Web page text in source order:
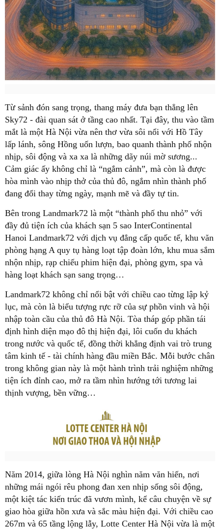
Từ sảnh đón sang trọng, thang máy đưa bạn thẳng lên
Sky72 - đài quan sát ở tầng cao nhất. Tại đây, thu vào tầm
mắt là một Hà Nội vừa nên thơ vừa sôi nổi với Hồ Tây
lấp lánh, sông Hồng uốn lượn, bao quanh thành phố nhộn
nhịp, sôi động và xa xa là những dãy núi mờ sương...
Cảm giác ấy không chỉ là “ngắm cảnh”, mà còn là được
hòa mình vào nhịp thở của thủ đô, ngắm nhìn thành phố
đang đổi thay từng ngày, mạnh mẽ và đầy tự tin.
Bên trong Landmark72 là một “thành phố thu nhỏ” với
đầy đủ tiện ích của khách sạn 5 sao InterContinental
Hanoi Landmark72 với dịch vụ đẳng cấp quốc tế, khu văn
phòng hạng A quy tụ hàng loạt tập đoàn lớn, khu mua sắm
nhộn nhịp, rạp chiếu phim hiện đại, phòng gym, spa và
hàng loạt khách sạn sang trọng…
Landmark72 không chỉ nổi bật với chiều cao từng lập kỷ
lục, mà còn là biểu tượng rực rỡ của sự phồn vinh và hội
nhập toàn cầu của thủ đô Hà Nội. Tòa tháp góp phần tái
định hình diện mạo đô thị hiện đại, lôi cuốn du khách
trong nước và quốc tế, đồng thời khẳng định vai trò trung
tâm kinh tế - tài chính hàng đầu miền Bắc. Mỗi bước chân
trong không gian này là một hành trình trải nghiệm những
tiện ích đỉnh cao, mở ra tầm nhìn hướng tới tương lai
thịnh vượng, bền vững…
Năm 2014, giữa lòng Hà Nội nghìn năm văn hiến, nơi
những mái ngói rêu phong đan xen nhịp sống sôi động,
một kiệt tác kiến trúc đã vươn mình, kể câu chuyện về sự
giao hòa giữa hồn xưa và sắc màu hiện đại. Với chiều cao
267m và 65 tầng lộng lẫy, Lotte Center Hà Nội vừa là một